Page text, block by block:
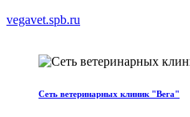
vegavet.spb.ru
Сеть ветеринарных клиник "Вега"